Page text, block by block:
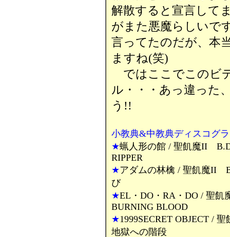
解散すると宣言して
がまた悪魔らしいで
言ってたのだが、本
ますね(笑)
ではここでこのビ
ル・・・あっ違った
う!!
小教典&中教典ディスコグラ
★蝋人形の館 / 聖飢魔II
RIPPER
★アダムの林檎 / 聖飢魔II
び
★EL・DO・RA・DO / 聖
BURNING BLOOD
★1999SECRET OBJECT
地獄への階段